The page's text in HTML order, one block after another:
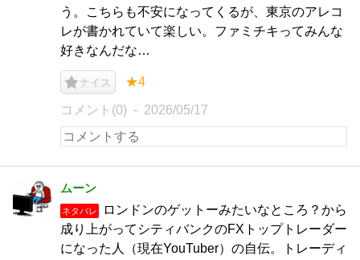
う。こちらも不安になってくるが、東京のアレコ
レが書かれていて楽しい。ファミチキってみんな
好きなんだな…
ナイス ★4
コメント(0) 2026/05/17
ムーン
ネタバレ
ロンドンのゲットーみたいなところ？から
成り上がってシティバンクのFXトップトレーダー
になった人（現在YouTuber）の自伝。トレーディ